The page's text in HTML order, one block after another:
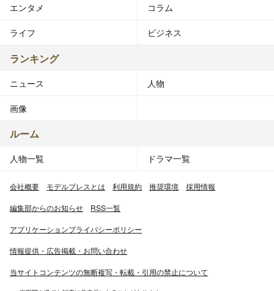
エンタメ コラム
ライフ ビジネス
ランキング
ニュース 人物
画像
ルーム
人物一覧 ドラマ一覧
会社概要 モデルプレスとは 利用規約 推奨環境 採用情報
編集部からのお知らせ RSS一覧
アプリケーションプライバシーポリシー
情報提供・広告掲載・お問い合わせ
当サイトコンテンツの無断複写・転載・引用の禁止について